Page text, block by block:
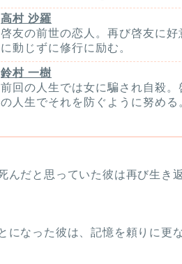
高村 沙羅
啓友の前世の恋人。再び啓友に
に動じずに修行に励む。
鈴村 一樹
前回の人生では女に騙され自殺
の人生でそれを防ぐように努める
んだと思っていた彼は再び生き
になった彼は、記憶を頼りに更